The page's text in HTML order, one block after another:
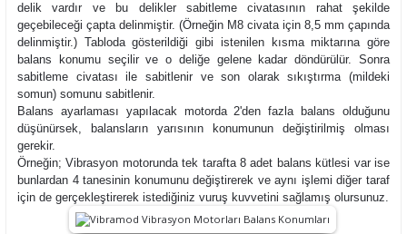
delik vardır ve bu delikler sabitleme civatasının rahat şekilde
geçebileceği çapta delinmiştir. (Örneğin M8 civata için 8,5 mm çapında
delinmiştir.) Tabloda gösterildiği gibi istenilen kısma miktarına göre
balans konumu seçilir ve o deliğe gelene kadar döndürülür. Sonra
sabitleme civatası ile sabitlenir ve son olarak sıkıştırma (mildeki
somun) somunu sabitlenir.
Balans ayarlaması yapılacak motorda 2'den fazla balans olduğunu
düşünürsek, balansların yarısının konumunun değiştirilmiş olması
gerekir.
Örneğin; Vibrasyon motorunda tek tarafta 8 adet balans kütlesi var ise
bunlardan 4 tanesinin konumunu değiştirerek ve aynı işlemi diğer taraf
için de gerçekleştirerek istediğiniz vuruş kuvvetini sağlamış olursunuz.